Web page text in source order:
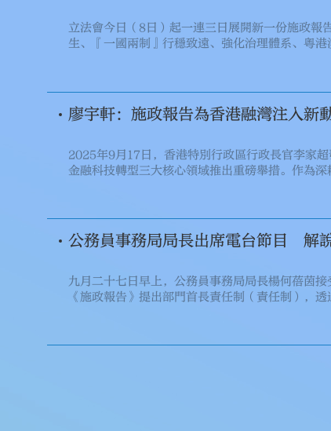
立法會今日（8日）起一連三日展開新一份施政報
生、『一國兩制』行穩致遠、強化治理體系、粵
廖宇軒：施政報告為香港融灣注入
2025年9月17日，香港特別行政區行政長官李家
金融科技轉型三大核心領域推出重磅舉措。作為
宇軒接受採訪時表示，這份施政報告既緊扣香港
落地與青年政策創新，將為香港融入粵港澳大灣
公務員事務局局長出席電台節目 解
九月二十七日早上，公務員事務局局長楊何蓓茵
《施政報告》提出部門首長責任制（責任制），